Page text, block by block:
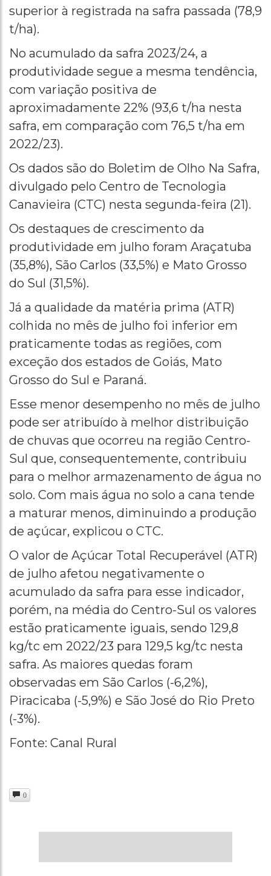
superior à registrada na safra passada (78,9
t/ha).
No acumulado da safra 2023/24, a
produtividade segue a mesma tendência,
com variação positiva de
aproximadamente 22% (93,6 t/ha nesta
safra, em comparação com 76,5 t/ha em
2022/23).
Os dados são do Boletim de Olho Na Safra,
divulgado pelo Centro de Tecnologia
Canavieira (CTC) nesta segunda-feira (21).
Os destaques de crescimento da
produtividade em julho foram Araçatuba
(35,8%), São Carlos (33,5%) e Mato Grosso
do Sul (31,5%).
Já a qualidade da matéria prima (ATR)
colhida no mês de julho foi inferior em
praticamente todas as regiões, com
exceção dos estados de Goiás, Mato
Grosso do Sul e Paraná.
Esse menor desempenho no mês de julho
pode ser atribuído à melhor distribuição
de chuvas que ocorreu na região Centro-
Sul que, consequentemente, contribuiu
para o melhor armazenamento de água no
solo. Com mais água no solo a cana tende
a maturar menos, diminuindo a produção
de açúcar, explicou o CTC.
O valor de Açúcar Total Recuperável (ATR)
de julho afetou negativamente o
acumulado da safra para esse indicador,
porém, na média do Centro-Sul os valores
estão praticamente iguais, sendo 129,8
kg/tc em 2022/23 para 129,5 kg/tc nesta
safra. As maiores quedas foram
observadas em São Carlos (-6,2%),
Piracicaba (-5,9%) e São José do Rio Preto
(-3%).
Fonte: Canal Rural
0